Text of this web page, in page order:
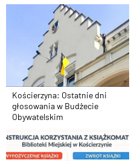
Kościerzyna: Ostatnie dni
głosowania w Budżecie
Obywatelskim